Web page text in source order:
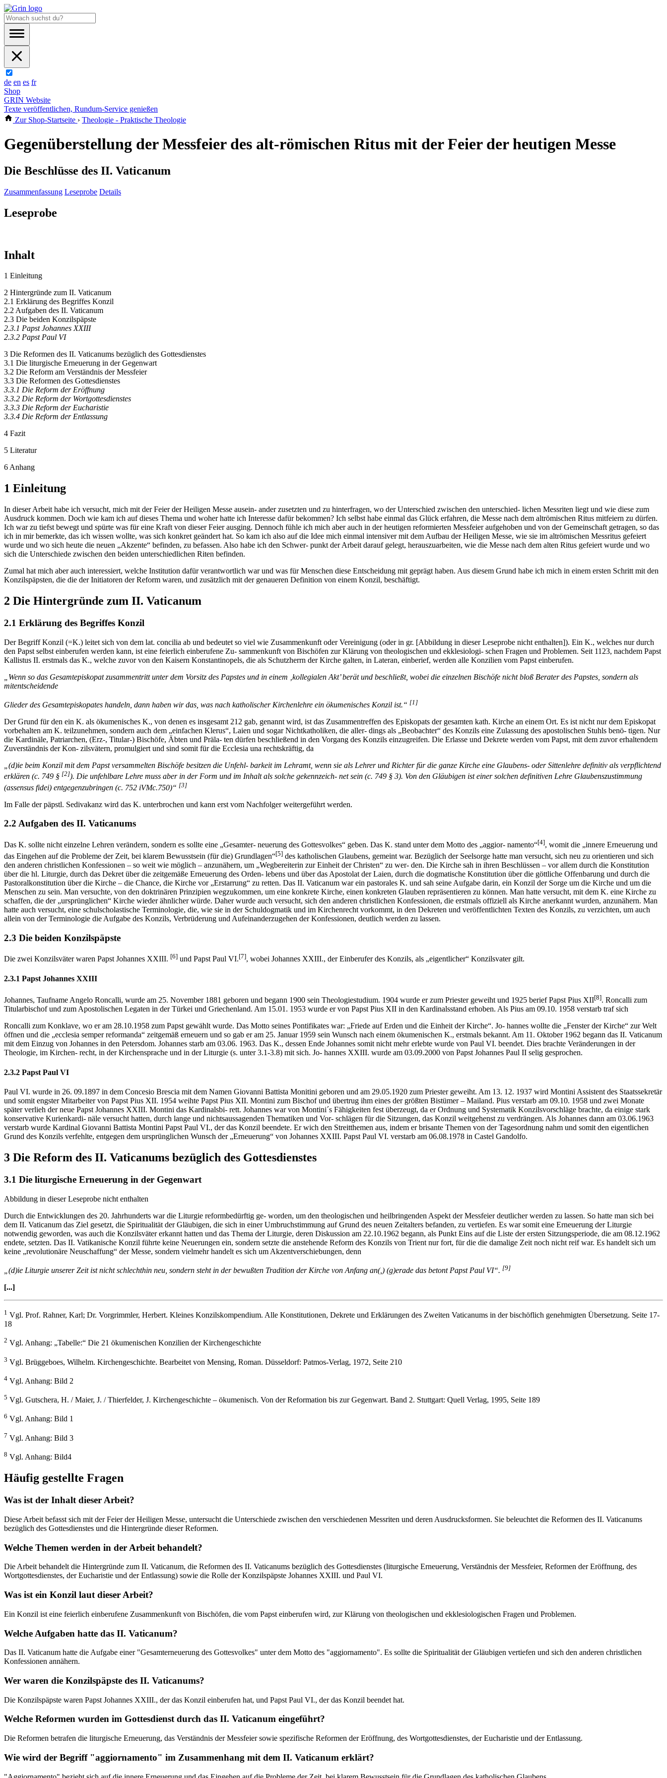
de en es fr
Shop
GRIN Website
Texte veröffentlichen, Rundum-Service genießen
Zur Shop-Startseite › Theologie - Praktische Theologie
Gegenüberstellung der Messfeier des alt-römischen Ritus mit der Feier der heutigen Messe
Die Beschlüsse des II. Vaticanum
Zusammenfassung Leseprobe Details
Leseprobe
Inhalt
1 Einleitung
2 Hintergründe zum II. Vaticanum
2.1 Erklärung des Begriffes Konzil
2.2 Aufgaben des II. Vaticanum
2.3 Die beiden Konzilspäpste
2.3.1 Papst Johannes XXIII
2.3.2 Papst Paul VI
3 Die Reformen des II. Vaticanums bezüglich des Gottesdienstes
3.1 Die liturgische Erneuerung in der Gegenwart
3.2 Die Reform am Verständnis der Messfeier
3.3 Die Reformen des Gottesdienstes
3.3.1 Die Reform der Eröffnung
3.3.2 Die Reform der Wortgottesdienstes
3.3.3 Die Reform der Eucharistie
3.3.4 Die Reform der Entlassung
4 Fazit
5 Literatur
6 Anhang
1 Einleitung
In dieser Arbeit habe ich versucht, mich mit der Feier der Heiligen Messe ausein- ander zusetzten und zu hinterfragen, wo der Unterschied zwischen den unterschied- lichen Messriten liegt und wie diese zum
Ausdruck kommen. Doch wie kam ich auf dieses Thema und woher hatte ich Interesse dafür bekommen? Ich selbst habe einmal das Glück erfahren, die Messe nach dem altrömischen Ritus mitfeiern zu dürfen.
Ich war zu tiefst bewegt und spürte was für eine Kraft von dieser Feier ausging. Dennoch fühle ich mich aber auch in der heutigen reformierten Messfeier aufgehoben und von der Gemeinschaft getragen, so das
ich in mir bemerkte, das ich wissen wollte, was sich konkret geändert hat. So kam ich also auf die Idee mich einmal intensiver mit dem Aufbau der Heiligen Messe, wie sie im altrömischen Messritus gefeiert
wurde und wo sich heute die neuen „Akzente“ befinden, zu befassen. Also habe ich den Schwer- punkt der Arbeit darauf gelegt, herauszuarbeiten, wie die Messe nach dem alten Ritus gefeiert wurde und wo
sich die Unterschiede zwischen den beiden unterschiedlichen Riten befinden.
Zumal hat mich aber auch interessiert, welche Institution dafür verantwortlich war und was für Menschen diese Entscheidung mit geprägt haben. Aus diesem Grund habe ich mich in einem ersten Schritt mit den
Konzilspäpsten, die die der Initiatoren der Reform waren, und zusätzlich mit der genaueren Definition von einem Konzil, beschäftigt.
2 Die Hintergründe zum II. Vaticanum
2.1 Erklärung des Begriffes Konzil
Der Begriff Konzil (=K.) leitet sich von dem lat. concilia ab und bedeutet so viel wie Zusammenkunft oder Vereinigung (oder in gr. [Abbildung in dieser Leseprobe nicht enthalten]). Ein K., welches nur durch
den Papst selbst einberufen werden kann, ist eine feierlich einberufene Zu- sammenkunft von Bischöfen zur Klärung von theologischen und ekklesiologi- schen Fragen und Problemen. Seit 1123, nachdem Papst
Kallistus II. erstmals das K., welche zuvor von den Kaisern Konstantinopels, die als Schutzherrn der Kirche galten, in Lateran, einberief, werden alle Konzilien vom Papst einberufen.
„Wenn so das Gesamtepiskopat zusammentritt unter dem Vorsitz des Papstes und in einem ‚kollegialen Akt’ berät und beschließt, wobei die einzelnen Bischöfe nicht bloß Berater des Papstes, sondern als
mitentscheidende
Glieder des Gesamtepiskopates handeln, dann haben wir das, was nach katholischer Kirchenlehre ein ökumenisches Konzil ist.“ [1]
Der Grund für den ein K. als ökumenisches K., von denen es insgesamt 212 gab, genannt wird, ist das Zusammentreffen des Episkopats der gesamten kath. Kirche an einem Ort. Es ist nicht nur dem Episkopat
vorbehalten am K. teilzunehmen, sondern auch dem „einfachen Klerus“, Laien und sogar Nichtkatholiken, die aller- dings als „Beobachter“ des Konzils eine Zulassung des apostolischen Stuhls benö- tigen. Nur
die Kardinäle, Patriarchen, (Erz-, Titular-) Bischöfe, Äbten und Präla- ten dürfen beschließend in den Vorgang des Konzils einzugreifen. Die Erlasse und Dekrete werden vom Papst, mit dem zuvor erhaltendem
Zuverständnis der Kon- zilsvätern, promulgiert und sind somit für die Ecclesia una rechtskräftig, da
„(d)ie beim Konzil mit dem Papst versammelten Bischöfe besitzen die Unfehl- barkeit im Lehramt, wenn sie als Lehrer und Richter für die ganze Kirche eine Glaubens- oder Sittenlehre definitiv als verpflichtend
erklären (c. 749 § [2]). Die unfehlbare Lehre muss aber in der Form und im Inhalt als solche gekennzeich- net sein (c. 749 § 3). Von den Gläubigen ist einer solchen definitiven Lehre Glaubenszustimmung
(assensus fidei) entgegenzubringen (c. 752 iVMc.750)“ [3]
Im Falle der päpstl. Sedivakanz wird das K. unterbrochen und kann erst vom Nachfolger weitergeführt werden.
2.2 Aufgaben des II. Vaticanums
Das K. sollte nicht einzelne Lehren verändern, sondern es sollte eine „Gesamter- neuerung des Gottesvolkes“ geben. Das K. stand unter dem Motto des „aggior- namento“[4], womit die „innere Erneuerung und
das Eingehen auf die Probleme der Zeit, bei klarem Bewusstsein (für die) Grundlagen“[5] des katholischen Glaubens, gemeint war. Bezüglich der Seelsorge hatte man versucht, sich neu zu orientieren und sich
den anderen christlichen Konfessionen – so weit wie möglich – anzunähern, um „Wegbereiterin zur Einheit der Christen“ zu wer- den. Die Kirche sah in ihren Beschlüssen – vor allem durch die Konstitution
über die hl. Liturgie, durch das Dekret über die zeitgemäße Erneuerung des Orden- lebens und über das Apostolat der Laien, durch die dogmatische Konstitution über die göttliche Offenbarung und durch die
Pastoralkonstitution über die Kirche – die Chance, die Kirche vor „Erstarrung“ zu retten. Das II. Vaticanum war ein pastorales K. und sah seine Aufgabe darin, ein Konzil der Sorge um die Kirche und um die
Menschen zu sein. Man versuchte, von den doktrinären Prinzipien wegzukommen, um eine konkrete Kirche, einen konkreten Glauben repräsentieren zu können. Man hatte versucht, mit dem K. eine Kirche zu
schaffen, die der „ursprünglichen“ Kirche wieder ähnlicher würde. Daher wurde auch versucht, sich den anderen christlichen Konfessionen, die erstmals offiziell als Kirche anerkannt wurden, anzunähern. Man
hatte auch versucht, eine schulscholastische Terminologie, die, wie sie in der Schuldogmatik und im Kirchenrecht vorkommt, in den Dekreten und veröffentlichten Texten des Konzils, zu verzichten, um auch
allein von der Terminologie die Aufgabe des Konzils, Verbrüderung und Aufeinanderzugehen der Konfessionen, deutlich werden zu lassen.
2.3 Die beiden Konzilspäpste
Die zwei Konzilsväter waren Papst Johannes XXIII. [6] und Papst Paul VI.[7], wobei Johannes XXIII., der Einberufer des Konzils, als „eigentlicher“ Konzilsvater gilt.
2.3.1 Papst Johannes XXIII
Johannes, Taufname Angelo Roncalli, wurde am 25. November 1881 geboren und begann 1900 sein Theologiestudium. 1904 wurde er zum Priester geweiht und 1925 berief Papst Pius XII[8]. Roncalli zum
Titularbischof und zum Apostolischen Legaten in der Türkei und Griechenland. Am 15.01. 1953 wurde er von Papst Pius XII in den Kardinalsstand erhoben. Als Pius am 09.10. 1958 verstarb traf sich
Roncalli zum Konklave, wo er am 28.10.1958 zum Papst gewählt wurde. Das Motto seines Pontifikates war: „Friede auf Erden und die Einheit der Kirche“. Jo- hannes wollte die „Fenster der Kirche“ zur Welt
öffnen und die „ecclesia semper reformanda“ zeitgemäß erneuern und so gab er am 25. Januar 1959 sein Wunsch nach einem ökumenischen K., erstmals bekannt. Am 11. Oktober 1962 begann das II. Vaticanum
mit dem Einzug von Johannes in den Petersdom. Johannes starb am 03.06. 1963. Das K., dessen Ende Johannes somit nicht mehr erlebte wurde von Paul VI. beendet. Dies brachte Veränderungen in der
Theologie, im Kirchen- recht, in der Kirchensprache und in der Liturgie (s. unter 3.1-3.8) mit sich. Jo- hannes XXIII. wurde am 03.09.2000 von Papst Johannes Paul II selig gesprochen.
2.3.2 Papst Paul VI
Paul VI. wurde in 26. 09.1897 in dem Concesio Brescia mit dem Namen Giovanni Battista Monitini geboren und am 29.05.1920 zum Priester geweiht. Am 13. 12. 1937 wird Montini Assistent des Staatssekretär
und somit engster Mitarbeiter von Papst Pius XII. 1954 weihte Papst Pius XII. Montini zum Bischof und übertrug ihm eines der größten Bistümer – Mailand. Pius verstarb am 09.10. 1958 und zwei Monate
später verlieh der neue Papst Johannes XXIII. Montini das Kardinalsbi- rett. Johannes war von Montini´s Fähigkeiten fest überzeugt, da er Ordnung und Systematik Konzilsvorschläge brachte, da einige stark
konservative Kurienkardi- näle versucht hatten, durch lange und nichtsaussagenden Thematiken und Vor- schlägen für die Sitzungen, das Konzil weitgehenst zu verdrängen. Als Johannes dann am 03.06.1963
verstarb wurde Kardinal Giovanni Battista Montini Papst Paul VI., der das Konzil beendete. Er wich den Streitthemen aus, indem er brisante Themen von der Tagesordnung nahm und somit den eigentlichen
Grund des Konzils verfehlte, entgegen dem ursprünglichen Wunsch der „Erneuerung“ von Johannes XXIII. Papst Paul VI. verstarb am 06.08.1978 in Castel Gandolfo.
3 Die Reform des II. Vaticanums bezüglich des Gottesdienstes
3.1 Die liturgische Erneuerung in der Gegenwart
Abbildung in dieser Leseprobe nicht enthalten
Durch die Entwicklungen des 20. Jahrhunderts war die Liturgie reformbedürftig ge- worden, um den theologischen und heilbringenden Aspekt der Messfeier deutlicher werden zu lassen. So hatte man sich bei
dem II. Vaticanum das Ziel gesetzt, die Spiritualität der Gläubigen, die sich in einer Umbruchstimmung auf Grund des neuen Zeitalters befanden, zu vertiefen. Es war somit eine Erneuerung der Liturgie
notwendig geworden, was auch die Konzilsväter erkannt hatten und das Thema der Liturgie, deren Diskussion am 22.10.1962 begann, als Punkt Eins auf die Liste der ersten Sitzungsperiode, die am 08.12.1962
endete, setzten. Das II. Vatikanische Konzil führte keine Neuerungen ein, sondern setzte die anstehende Reform des Konzils von Trient nur fort, für die die damalige Zeit noch nicht reif war. Es handelt sich um
keine „revolutionäre Neuschaffung“ der Messe, sondern vielmehr handelt es sich um Akzentverschiebungen, denn
„(d)ie Liturgie unserer Zeit ist nicht schlechthin neu, sondern steht in der bewußten Tradition der Kirche von Anfang an(,) (g)erade das betont Papst Paul VI“. [9]
[...]
1 Vgl. Prof. Rahner, Karl; Dr. Vorgrimmler, Herbert. Kleines Konzilskompendium. Alle Konstitutionen, Dekrete und Erklärungen des Zweiten Vaticanums in der bischöflich genehmigten Übersetzung. Seite 17-
18
2 Vgl. Anhang: „Tabelle:“ Die 21 ökumenischen Konzilien der Kirchengeschichte
3 Vgl. Brüggeboes, Wilhelm. Kirchengeschichte. Bearbeitet von Mensing, Roman. Düsseldorf: Patmos-Verlag, 1972, Seite 210
4 Vgl. Anhang: Bild 2
5 Vgl. Gutschera, H. / Maier, J. / Thierfelder, J. Kirchengeschichte – ökumenisch. Von der Reformation bis zur Gegenwart. Band 2. Stuttgart: Quell Verlag, 1995, Seite 189
6 Vgl. Anhang: Bild 1
7 Vgl. Anhang: Bild 3
8 Vgl. Anhang: Bild4
Häufig gestellte Fragen
Was ist der Inhalt dieser Arbeit?
Diese Arbeit befasst sich mit der Feier der Heiligen Messe, untersucht die Unterschiede zwischen den verschiedenen Messriten und deren Ausdrucksformen. Sie beleuchtet die Reformen des II. Vaticanums
bezüglich des Gottesdienstes und die Hintergründe dieser Reformen.
Welche Themen werden in der Arbeit behandelt?
Die Arbeit behandelt die Hintergründe zum II. Vaticanum, die Reformen des II. Vaticanums bezüglich des Gottesdienstes (liturgische Erneuerung, Verständnis der Messfeier, Reformen der Eröffnung, des
Wortgottesdienstes, der Eucharistie und der Entlassung) sowie die Rolle der Konzilspäpste Johannes XXIII. und Paul VI.
Was ist ein Konzil laut dieser Arbeit?
Ein Konzil ist eine feierlich einberufene Zusammenkunft von Bischöfen, die vom Papst einberufen wird, zur Klärung von theologischen und ekklesiologischen Fragen und Problemen.
Welche Aufgaben hatte das II. Vaticanum?
Das II. Vaticanum hatte die Aufgabe einer "Gesamterneuerung des Gottesvolkes" unter dem Motto des "aggiornamento". Es sollte die Spiritualität der Gläubigen vertiefen und sich den anderen christlichen
Konfessionen annähern.
Wer waren die Konzilspäpste des II. Vaticanums?
Die Konzilspäpste waren Papst Johannes XXIII., der das Konzil einberufen hat, und Papst Paul VI., der das Konzil beendet hat.
Welche Reformen wurden im Gottesdienst durch das II. Vaticanum eingeführt?
Die Reformen betrafen die liturgische Erneuerung, das Verständnis der Messfeier sowie spezifische Reformen der Eröffnung, des Wortgottesdienstes, der Eucharistie und der Entlassung.
Wie wird der Begriff "aggiornamento" im Zusammenhang mit dem II. Vaticanum erklärt?